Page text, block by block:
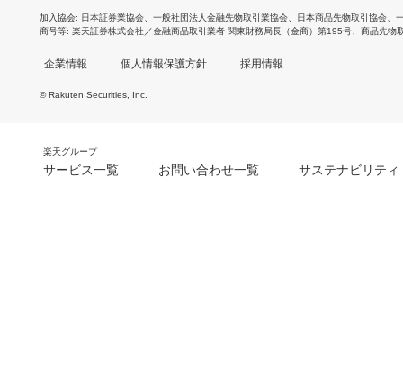
加入協会 日本証券業協会 一般社団法人金融先物取引業協会 日本商品先物取引協会
商号等 楽天証券株式会社／金融商品取引業者 関東財務局長（金商）第195号、商品先物
企業情報 個人情報保護方針 採用情報
© Rakuten Securities, Inc.
楽天グループ
サービス一覧 お問い合わせ一覧 サステナビリティ